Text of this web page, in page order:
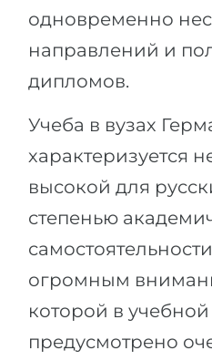
одновременно
направлений и
дипломов.
Учеба в вузах
характеризуется
высокой для
степенью
огромным
которой в
предусмотрено